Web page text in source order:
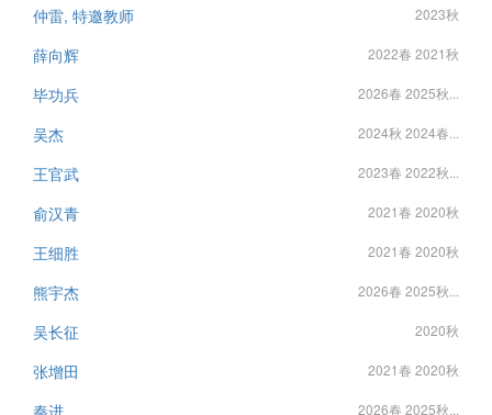
仲雷, 特邀教师 2023秋
薛向辉 2022春 2021秋
毕功兵 2026春 2025秋...
吴杰 2024秋 2024春...
王官武 2023春 2022秋...
俞汉青 2021春 2020秋
王细胜 2021春 2020秋
熊宇杰 2026春 2025秋...
吴长征 2020秋
张增田 2021春 2020秋
秦进 2026春 2025秋...